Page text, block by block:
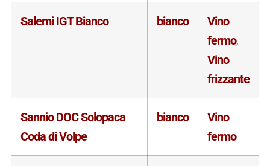
Salemi IGT Bianco bianco
Vino
fermo,
Vino
frizzante
Sannio DOC Solopaca
Coda di Volpe
bianco
Vino
fermo